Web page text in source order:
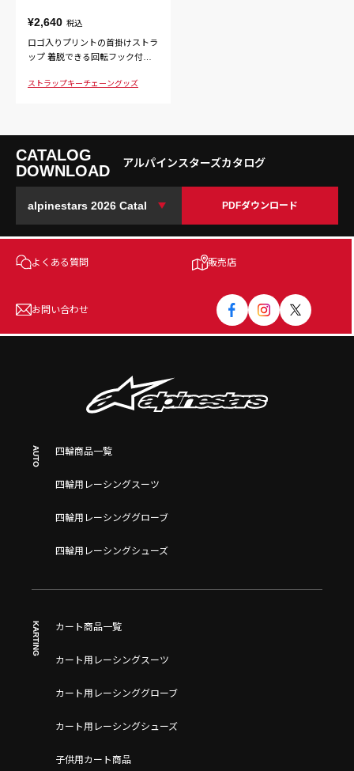
¥2,640 税込
ロゴ入りプリントの首掛けストラ
ップ 着脱できる回転フック付き
ストラップキーチェーングッズ
CATALOG
DOWNLOAD
アルパインスターズカタログ
PDFダウンロード
よくある質問 販売店
お問い合わせ
AUTO 四輪商品一覧
四輪用レーシングスーツ
四輪用レーシンググローブ
四輪用レーシングシューズ
KARTING カート商品一覧
カート用レーシングスーツ
カート用レーシンググローブ
カート用レーシングシューズ
子供用カート商品